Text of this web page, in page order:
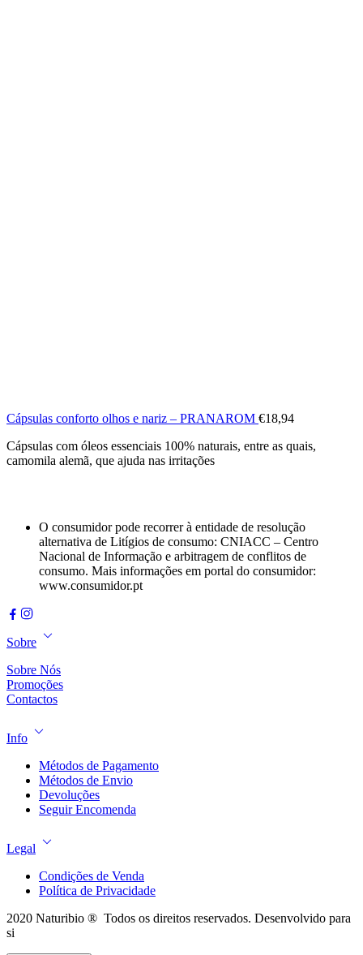
Cápsulas conforto olhos e nariz – PRANAROM €18,94
Cápsulas com óleos essenciais 100% naturais, entre as quais,
camomila alemã, que ajuda nas irritações
O consumidor pode recorrer à entidade de resolução
alternativa de Litígios de consumo: CNIACC – Centro
Nacional de Informação e arbitragem de conflitos de
consumo. Mais informações em portal do consumidor:
www.consumidor.pt
Sobre
Sobre Nós
Promoções
Contactos
Info
Métodos de Pagamento
Métodos de Envio
Devoluções
Seguir Encomenda
Legal
Condições de Venda
Política de Privacidade
2020 Naturibio ® Todos os direitos reservados. Desenvolvido para
si